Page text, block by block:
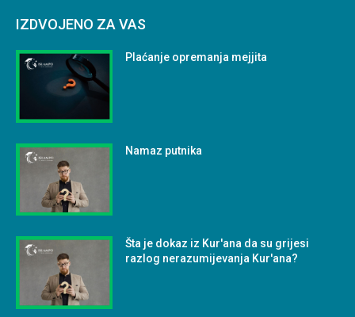
IZDVOJENO ZA VAS
Plaćanje opremanja mejjita
Namaz putnika
Šta je dokaz iz Kur'ana da su grijesi
razlog nerazumijevanja Kur'ana?